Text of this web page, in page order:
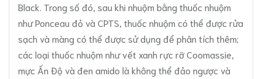
Black. Trong số đó, sau khi nhuộm bằng thuốc nhuộm
như Ponceau đỏ và CPTS, thuốc nhuộm có thể được rửa
sạch và màng có thể được sử dụng để phân tích thêm;
các loại thuốc nhuộm như vết xanh rực rỡ Coomassie,
mực Ấn Độ và đen amido là không thể đảo ngược và